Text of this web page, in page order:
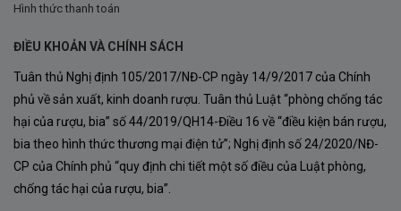
Hình thức thanh toán
ĐIỀU KHOẢN VÀ CHÍNH SÁCH
Tuân thủ Nghị định 105/2017/NĐ-CP ngày 14/9/2017 của Chính
phủ về sản xuất, kinh doanh rượu. Tuân thủ Luật “phòng chống tác
hại của rượu, bia” số 44/2019/QH14-Điều 16 về “điều kiện bán rượu,
bia theo hình thức thương mại điện tử”; Nghị định số 24/2020/NĐ-
CP của Chính phủ “quy định chi tiết một số điều của Luật phòng,
chống tác hại của rượu, bia”.